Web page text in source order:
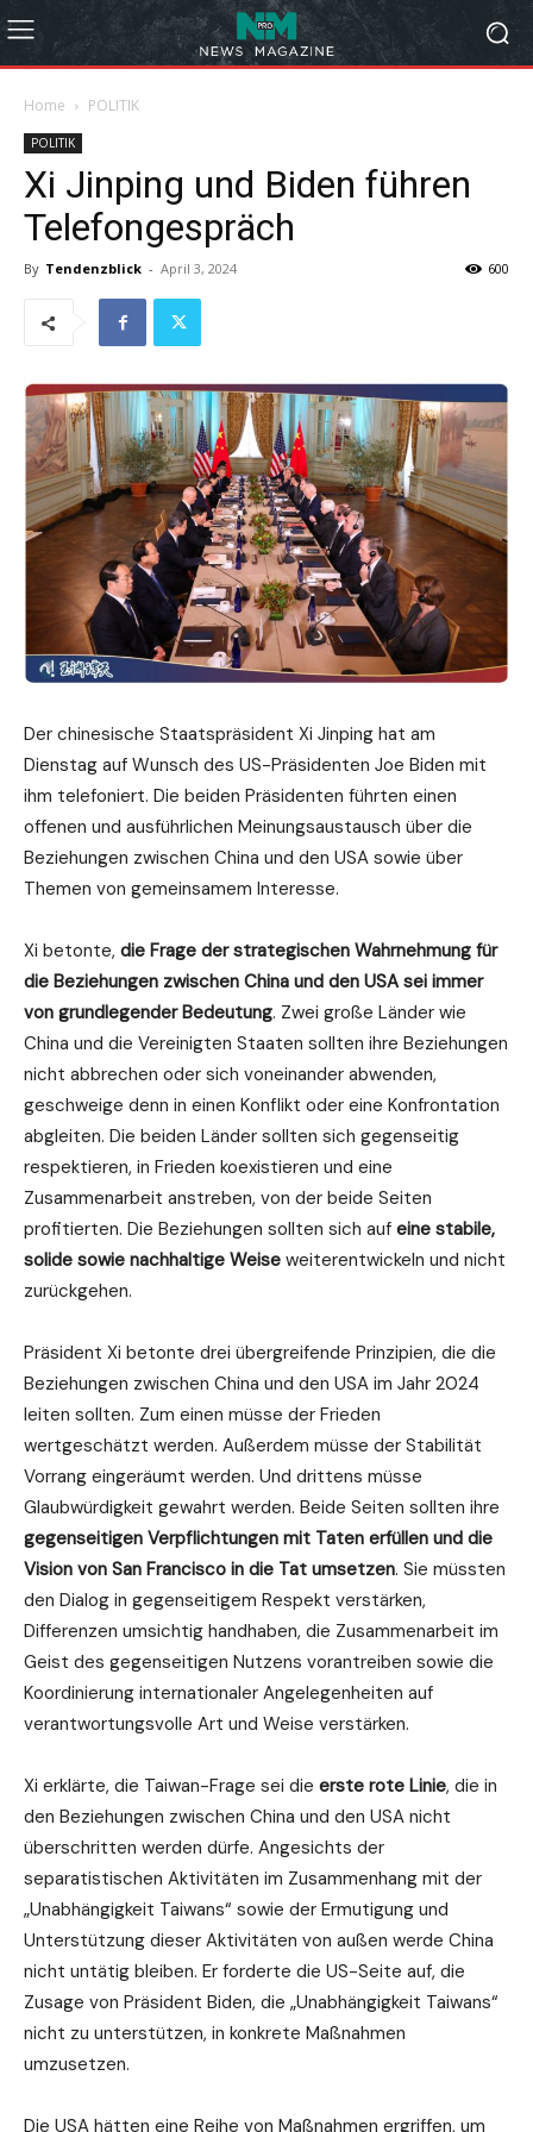
Home POLITIK
POLITIK
Xi Jinping und Biden führen
Telefongespräch
By Tendenzblick - April 3, 2024 600
Der chinesische Staatspräsident Xi Jinping hat am
Dienstag auf Wunsch des US-Präsidenten Joe Biden mit
ihm telefoniert. Die beiden Präsidenten führten einen
offenen und ausführlichen Meinungsaustausch über die
Beziehungen zwischen China und den USA sowie über
Themen von gemeinsamem Interesse.
Xi betonte, die Frage der strategischen Wahrnehmung für
die Beziehungen zwischen China und den USA sei immer
von grundlegender Bedeutung. Zwei große Länder wie
China und die Vereinigten Staaten sollten ihre Beziehungen
nicht abbrechen oder sich voneinander abwenden,
geschweige denn in einen Konflikt oder eine Konfrontation
abgleiten. Die beiden Länder sollten sich gegenseitig
respektieren, in Frieden koexistieren und eine
Zusammenarbeit anstreben, von der beide Seiten
profitierten. Die Beziehungen sollten sich auf eine stabile,
solide sowie nachhaltige Weise weiterentwickeln und nicht
zurückgehen.
Präsident Xi betonte drei übergreifende Prinzipien, die die
Beziehungen zwischen China und den USA im Jahr 2024
leiten sollten. Zum einen müsse der Frieden
wertgeschätzt werden. Außerdem müsse der Stabilität
Vorrang eingeräumt werden. Und drittens müsse
Glaubwürdigkeit gewahrt werden. Beide Seiten sollten ihre
gegenseitigen Verpflichtungen mit Taten erfüllen und die
Vision von San Francisco in die Tat umsetzen. Sie müssten
den Dialog in gegenseitigem Respekt verstärken,
Differenzen umsichtig handhaben, die Zusammenarbeit im
Geist des gegenseitigen Nutzens vorantreiben sowie die
Koordinierung internationaler Angelegenheiten auf
verantwortungsvolle Art und Weise verstärken.
Xi erklärte, die Taiwan-Frage sei die erste rote Linie, die in
den Beziehungen zwischen China und den USA nicht
überschritten werden dürfe. Angesichts der
separatistischen Aktivitäten im Zusammenhang mit der
„Unabhängigkeit Taiwans“ sowie der Ermutigung und
Unterstützung dieser Aktivitäten von außen werde China
nicht untätig bleiben. Er forderte die US-Seite auf, die
Zusage von Präsident Biden, die „Unabhängigkeit Taiwans“
nicht zu unterstützen, in konkrete Maßnahmen
umzusetzen.
Die USA hätten eine Reihe von Maßnahmen ergriffen, um